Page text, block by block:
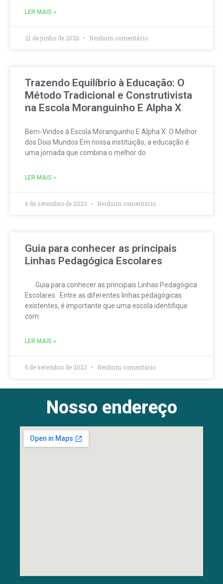
LER MAIS »
21 de junho de 2026 Nenhum comentário
Trazendo Equilíbrio à Educação: O
Método Tradicional e Construtivista
na Escola Moranguinho E Alpha X
Bem-Vindos à Escola Moranguinho E Alpha X: O Melhor
dos Dois Mundos Em nossa instituição, a educação é
uma jornada que combina o melhor do
LER MAIS »
6 de setembro de 2023 Nenhum comentário
Guia para conhecer as principais
Linhas Pedagógica Escolares
Guia para conhecer as principais Linhas Pedagógica
Escolares Entre as diferentes linhas pedagógicas
existentes, é importante que uma escola identifique
com
LER MAIS »
6 de setembro de 2023 Nenhum comentário
Nosso endereço